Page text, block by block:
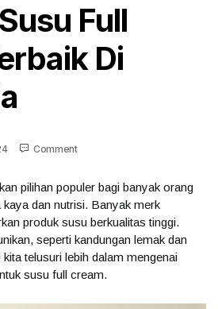
Full
Di
Comment
pilihan populer bagi banyak orang
dan nutrisi. Banyak merk
produk susu berkualitas tinggi.
seperti kandungan lemak dan
telusuri lebih dalam mengenai
susu full cream.